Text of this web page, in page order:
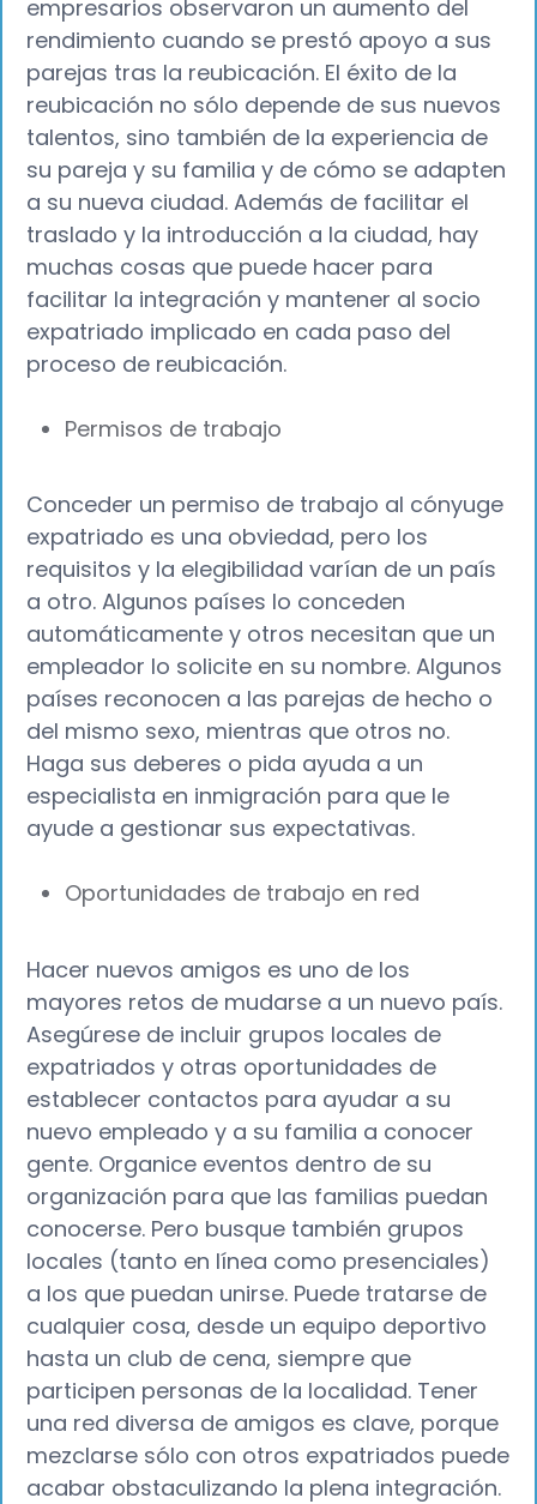
empresarios observaron un aumento del
rendimiento cuando se prestó apoyo a sus
parejas tras la reubicación. El éxito de la
reubicación no sólo depende de sus nuevos
talentos, sino también de la experiencia de
su pareja y su familia y de cómo se adapten
a su nueva ciudad. Además de facilitar el
traslado y la introducción a la ciudad, hay
muchas cosas que puede hacer para
facilitar la integración y mantener al socio
expatriado implicado en cada paso del
proceso de reubicación.
Permisos de trabajo
Conceder un permiso de trabajo al cónyuge
expatriado es una obviedad, pero los
requisitos y la elegibilidad varían de un país
a otro. Algunos países lo conceden
automáticamente y otros necesitan que un
empleador lo solicite en su nombre. Algunos
países reconocen a las parejas de hecho o
del mismo sexo, mientras que otros no.
Haga sus deberes o pida ayuda a un
especialista en inmigración para que le
ayude a gestionar sus expectativas.
Oportunidades de trabajo en red
Hacer nuevos amigos es uno de los
mayores retos de mudarse a un nuevo país.
Asegúrese de incluir grupos locales de
expatriados y otras oportunidades de
establecer contactos para ayudar a su
nuevo empleado y a su familia a conocer
gente. Organice eventos dentro de su
organización para que las familias puedan
conocerse. Pero busque también grupos
locales (tanto en línea como presenciales)
a los que puedan unirse. Puede tratarse de
cualquier cosa, desde un equipo deportivo
hasta un club de cena, siempre que
participen personas de la localidad. Tener
una red diversa de amigos es clave, porque
mezclarse sólo con otros expatriados puede
acabar obstaculizando la plena integración.